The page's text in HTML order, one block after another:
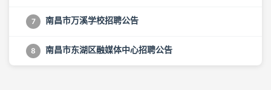
7 南昌市万溪学校招聘公告
8 南昌市东湖区融媒体中心招聘公告